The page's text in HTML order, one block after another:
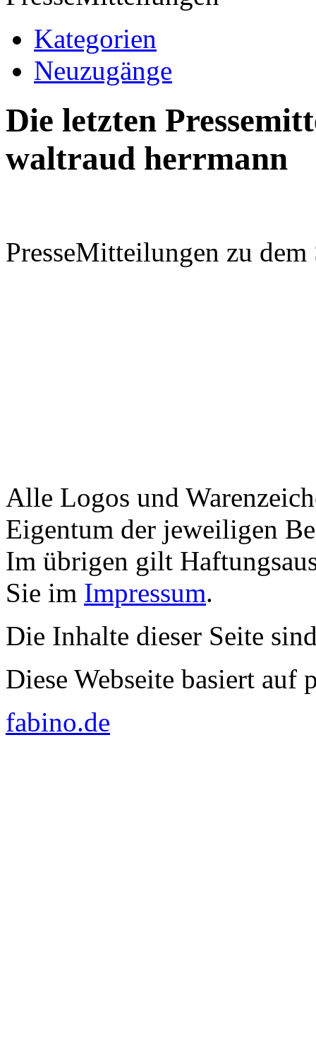
Kategorien
Neuzugänge
Die letzten
waltraud herrmann
PresseMitteilungen zu
Alle Logos und
Eigentum der jeweiligen
Im übrigen gilt
Sie im Impressum.
Die Inhalte dieser Seite
Diese Webseite basiert auf
fabino.de